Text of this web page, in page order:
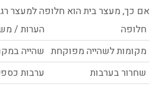
אם כך, מעצר בית הוא חלופה למעצר
חלופה
הערות /
מקומות לשהייה מפוקחת שהייה
שחרור בערבות
ערבות